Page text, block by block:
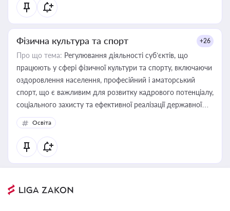
Фізична культура та спорт +26
Про що тема: Регулювання діяльності суб’єктів, що
працюють у сфері фізичної культури та спорту, включаючи
оздоровлення населення, професійний і аматорський
спорт, що є важливим для розвитку кадрового потенціалу,
соціального захисту та ефективної реалізації державної
політики у цій галузі
Освіта